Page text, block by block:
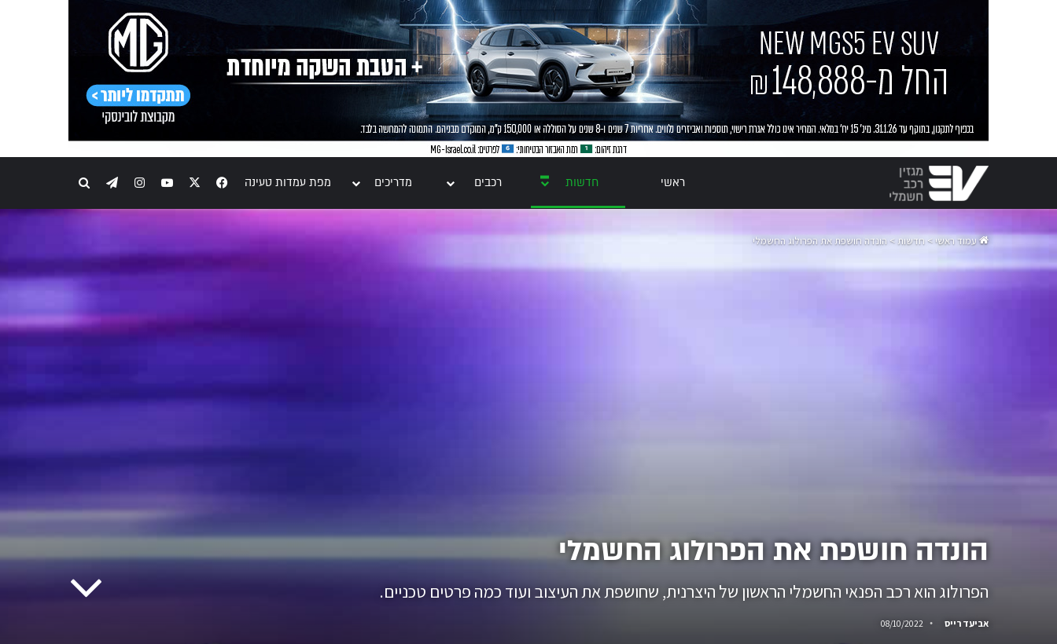
ראשי חדשות רכבים מדריכים מפת עמדות טעינה Facebook
YouTube
Instagram
Telegram
חיפוש
עמוד ראשי> חדשות > הונדה חושפת את הפרולוג החשמלי
הונדה חושפת את הפרולוג החשמלי
הפרולוג הוא רכב הפנאי החשמלי הראשון של היצרנית, שחושפת את העיצוב ועוד כמה פרטים טכניים.
אביעד רייס 08/10/2022